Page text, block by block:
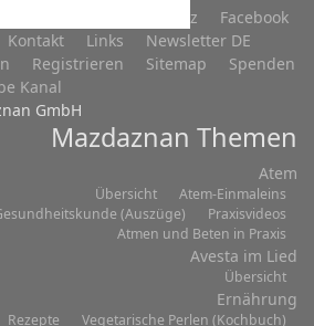
Datenschutz
Facebook
Kontakt Links
Newsletter DE
Registrieren Sitemap
Spenden
Kanal
GmbH
Mazdaznan Themen
Atem
Übersicht
Atem-Einmaleins
(Auszüge)
Praxisvideos
Atmen und Beten in Praxis
Avesta im Lied
Übersicht
Ernährung
Rezepte Vegetarische Perlen (Kochbuch)